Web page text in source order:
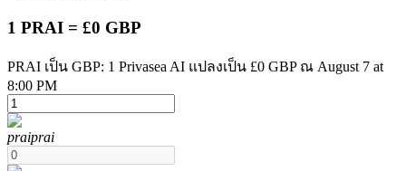
ฟิวเจอร์สที่ใช้ USDT เป็นหลักประกัน
1 PRAI = £0 GBP
PRAI เป็น GBP: 1 Privasea AI แปลงเป็น £0 GBP ณ August 7 at
8:00 PM
praiprai